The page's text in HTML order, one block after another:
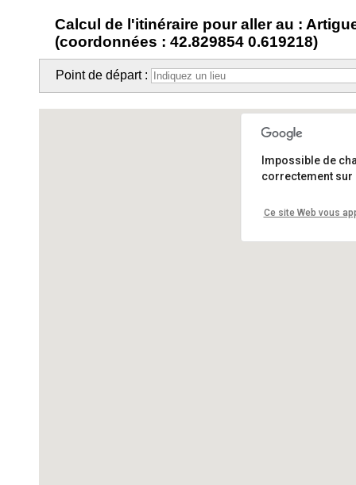
Calcul de l'itinéraire pour aller au :
(coordonnées : 42.829854 0.619218)
Point de départ :
Impossible de
correctement sur
Ce site Web vous